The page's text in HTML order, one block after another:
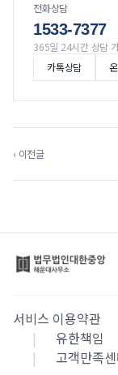
전화상담
1533-7377
365일 24시간 상담
카톡상담
‹ 이전글
서비스 이용약관
|
유한책임
|
고객만족